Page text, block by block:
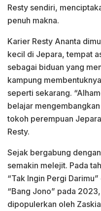
Resty sendiri,
penuh makna.
Karier Resty Ananta
kecil di Jepara, tempat
sebagai biduan yang
kampung
seperti sekarang.
belajar
tokoh perempuan
Resty.
Sejak bergabung
semakin melejit. Pada
“Tak Ingin Pergi
“Bang Jono” pada
dipopulerkan oleh